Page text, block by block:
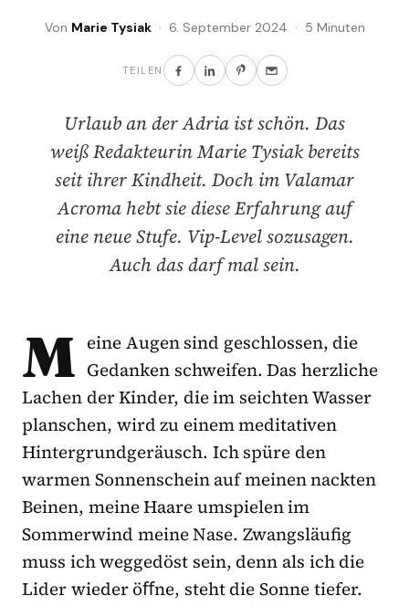
Von Marie Tysiak· 6. September 2024 · 5 Minuten
TEILEN
Urlaub an der Adria ist schön. Das
weiß Redakteurin Marie Tysiak bereits
seit ihrer Kindheit. Doch im Valamar
Acroma hebt sie diese Erfahrung auf
eine neue Stufe. Vip-Level sozusagen.
Auch das darf mal sein.
M eine Augen sind geschlossen, die
Gedanken schweifen. Das herzliche
Lachen der Kinder, die im seichten Wasser
planschen, wird zu einem meditativen
Hintergrundgeräusch. Ich spüre den
warmen Sonnenschein auf meinen nackten
Beinen, meine Haare umspielen im
Sommerwind meine Nase. Zwangsläufig
muss ich weggedöst sein, denn als ich die
Lider wieder öﬀne, steht die Sonne tiefer.